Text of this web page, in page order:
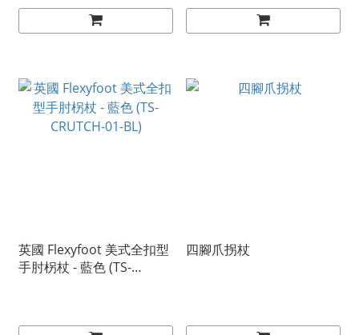
英國 Flexyfoot 美式全扣型
手肘柺杖 - 藍色 (TS-
四腳爪拐杖